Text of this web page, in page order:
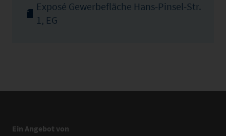
Exposé Gewerbefläche Hans-Pinsel-Str.
1, EG
Ein Angebot von